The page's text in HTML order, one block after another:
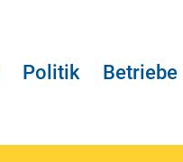
Politik Betriebe